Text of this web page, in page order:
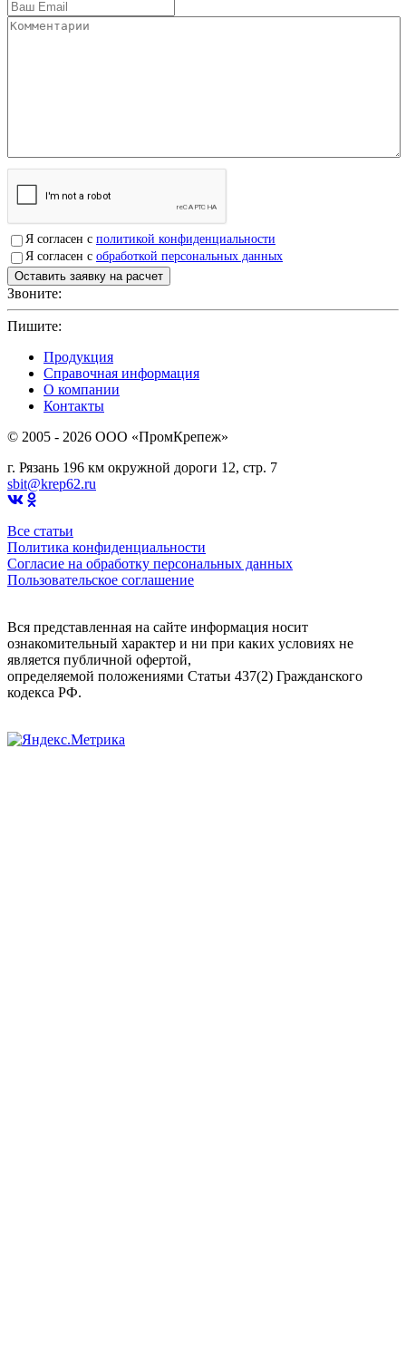
Я согласен с политикой конфиденциальности
Я согласен с обработкой персональных данных
Звоните:
Пишите:
Продукция
Справочная информация
О компании
Контакты
© 2005 - 2026 OOO «ПромКрепеж»
г. Рязань 196 км окружной дороги 12, стр. 7
sbit@krep62.ru
Все статьи
Политика конфиденциальности
Согласие на обработку персональных данных
Пользовательское соглашение
Вся представленная на сайте информация носит
ознакомительный характер и ни при каких условиях не
является публичной офертой,
определяемой положениями Статьи 437(2) Гражданского
кодекса РФ.